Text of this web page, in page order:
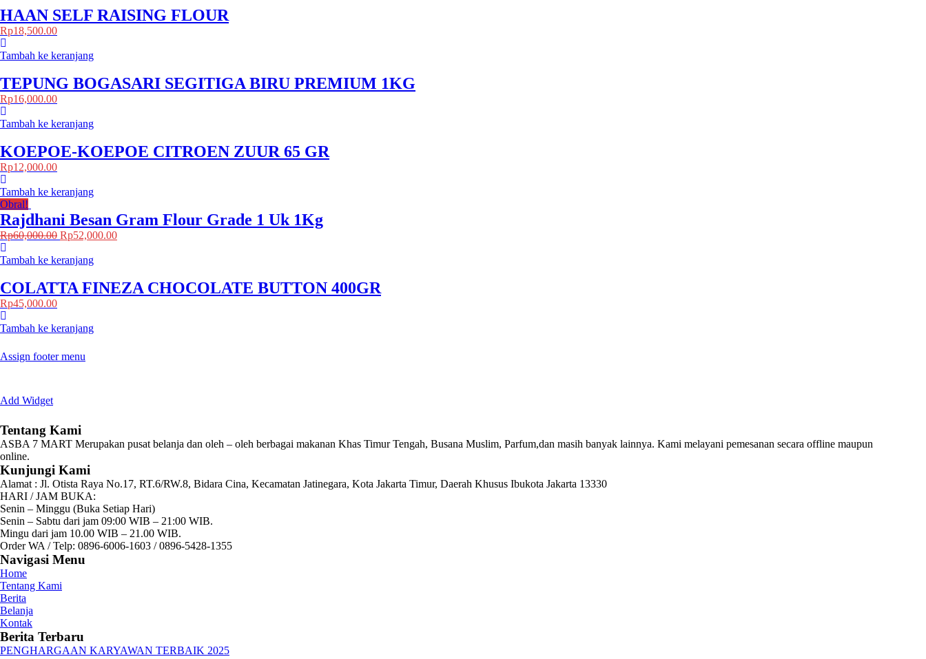
HAAN SELF RAISING FLOUR
Rp18,500.00
Tambah ke keranjang
TEPUNG BOGASARI SEGITIGA BIRU PREMIUM 1KG
Rp16,000.00
Tambah ke keranjang
KOEPOE-KOEPOE CITROEN ZUUR 65 GR
Rp12,000.00
Tambah ke keranjang
Obral!
Rajdhani Besan Gram Flour Grade 1 Uk 1Kg
Rp60,000.00 Rp52,000.00
Tambah ke keranjang
COLATTA FINEZA CHOCOLATE BUTTON 400GR
Rp45,000.00
Tambah ke keranjang
Assign footer menu
Add Widget
Tentang Kami
ASBA 7 MART Merupakan pusat belanja dan oleh – oleh berbagai makanan Khas Timur Tengah, Busana Muslim, Parfum,dan masih banyak lainnya. Kami melayani pemesanan secara offline maupun
online.
Kunjungi Kami
Alamat : Jl. Otista Raya No.17, RT.6/RW.8, Bidara Cina, Kecamatan Jatinegara, Kota Jakarta Timur, Daerah Khusus Ibukota Jakarta 13330
HARI / JAM BUKA:
Senin – Minggu (Buka Setiap Hari)
Senin – Sabtu dari jam 09:00 WIB – 21:00 WIB.
Mingu dari jam 10.00 WIB – 21.00 WIB.
Order WA / Telp: 0896-6006-1603 / 0896-5428-1355
Navigasi Menu
Home
Tentang Kami
Berita
Belanja
Kontak
Berita Terbaru
PENGHARGAAN KARYAWAN TERBAIK 2025